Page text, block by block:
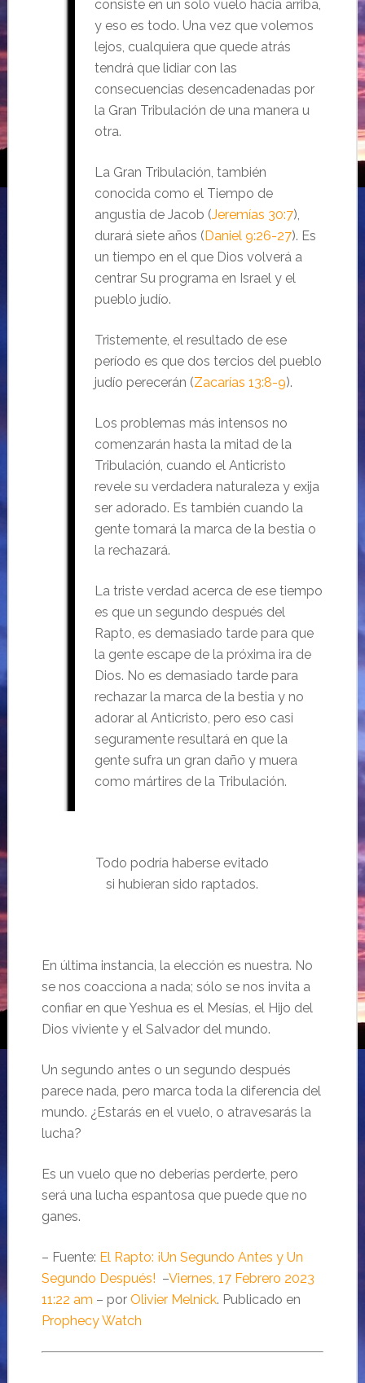
consiste en un solo vuelo hacia arriba,
y eso es todo. Una vez que volemos
lejos, cualquiera que quede atrás
tendrá que lidiar con las
consecuencias desencadenadas por
la Gran Tribulación de una manera u
otra.
La Gran Tribulación, también
conocida como el Tiempo de
angustia de Jacob (Jeremías 30:7),
durará siete años (Daniel 9:26-27). Es
un tiempo en el que Dios volverá a
centrar Su programa en Israel y el
pueblo judío.
Tristemente, el resultado de ese
período es que dos tercios del pueblo
judío perecerán (Zacarías 13:8-9).
Los problemas más intensos no
comenzarán hasta la mitad de la
Tribulación, cuando el Anticristo
revele su verdadera naturaleza y exija
ser adorado. Es también cuando la
gente tomará la marca de la bestia o
la rechazará.
La triste verdad acerca de ese tiempo
es que un segundo después del
Rapto, es demasiado tarde para que
la gente escape de la próxima ira de
Dios. No es demasiado tarde para
rechazar la marca de la bestia y no
adorar al Anticristo, pero eso casi
seguramente resultará en que la
gente sufra un gran daño y muera
como mártires de la Tribulación.
Todo podría haberse evitado
si hubieran sido raptados.
En última instancia, la elección es nuestra. No
se nos coacciona a nada; sólo se nos invita a
confiar en que Yeshua es el Mesías, el Hijo del
Dios viviente y el Salvador del mundo.
Un segundo antes o un segundo después
parece nada, pero marca toda la diferencia del
mundo. ¿Estarás en el vuelo, o atravesarás la
lucha?
Es un vuelo que no deberías perderte, pero
será una lucha espantosa que puede que no
ganes.
– Fuente: El Rapto: ¡Un Segundo Antes y Un
Segundo Después! –Viernes, 17 Febrero 2023
11:22 am – por Olivier Melnick. Publicado en
Prophecy Watch